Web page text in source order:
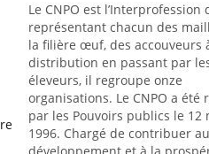
Le CNPO est l’Interprofession
représentant chacun des
la filière œuf, des accouveurs
distribution en passant par
éleveurs, il regroupe onze
organisations. Le CNPO a été
par les Pouvoirs publics le 12
1996. Chargé de contribuer au